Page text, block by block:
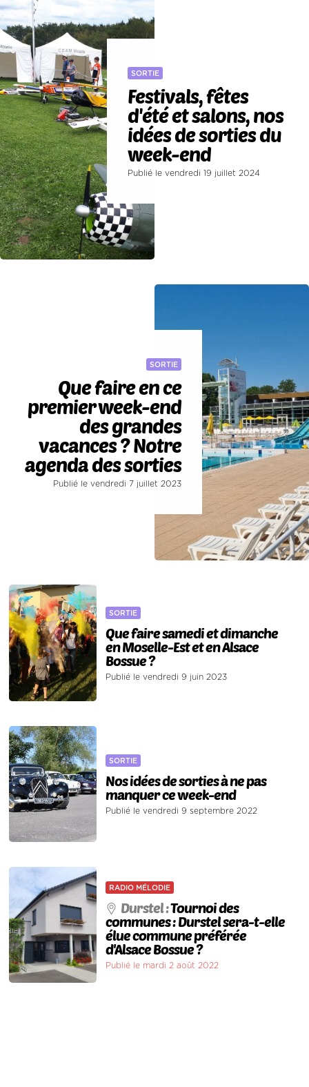
SORTIE
Festivals, fêtes
d'été et salons, nos
idées de sorties du
week-end
Publié le vendredi 19 juillet 2024
SORTIE
Que faire en ce
premier week-end
des grandes
vacances ? Notre
agenda des sorties
Publié le vendredi 7 juillet 2023
SORTIE
Que faire samedi et dimanche
en Moselle-Est et en Alsace
Bossue ?
Publié le vendredi 9 juin 2023
SORTIE
Nos idées de sorties à ne pas
manquer ce week-end
Publié le vendredi 9 septembre 2022
RADIO MÉLODIE
Durstel :Tournoi des
communes : Durstel sera-t-elle
élue commune préférée
d'Alsace Bossue ?
Publié le mardi 2 août 2022